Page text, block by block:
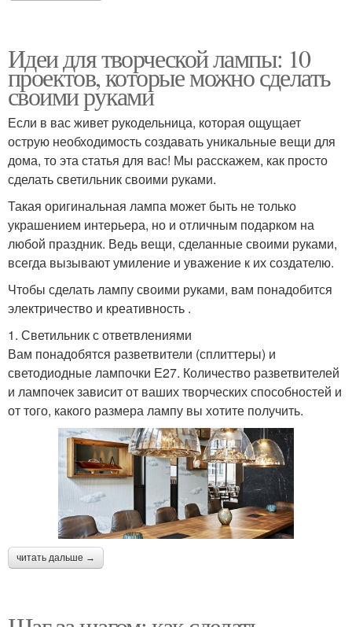
Идеи для творческой лампы: 10
проектов, которые можно сделать
своими руками
Если в вас живет рукодельница, которая ощущает
острую необходимость создавать уникальные вещи для
дома, то эта статья для вас! Мы расскажем, как просто
сделать светильник своими руками.
Такая оригинальная лампа может быть не только
украшением интерьера, но и отличным подарком на
любой праздник. Ведь вещи, сделанные своими руками,
всегда вызывают умиление и уважение к их создателю.
Чтобы сделать лампу своими руками, вам понадобится
электричество и креативность .
1. Светильник с ответвлениями
Вам понадобятся разветвители (сплиттеры) и
светодиодные лампочки Е27. Количество разветвителей
и лампочек зависит от ваших творческих способностей и
от того, какого размера лампу вы хотите получить.
читать дальше →